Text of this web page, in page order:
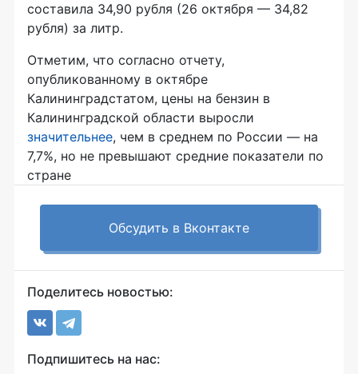
составила 34,90 рубля (26 октября — 34,82
рубля) за литр.
Отметим, что согласно отчету,
опубликованному в октябре
Калининградстатом, цены на бензин в
Калининградской области выросли
значительнее, чем в среднем по России — на
7,7%, но не превышают средние показатели по
стране
Обсудить в Вконтакте
Поделитесь новостью:
Подпишитесь на нас: